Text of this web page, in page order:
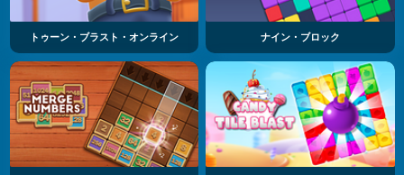
トゥーン・ブラスト・オンライン ナイン・ブロック